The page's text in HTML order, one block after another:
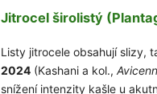
Jitrocel širolistý
Listy jitrocele obsahují slizy,
2024 (Kashani a kol.,
snížení intenzity kašle u